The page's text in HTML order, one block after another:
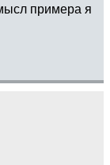
примера я